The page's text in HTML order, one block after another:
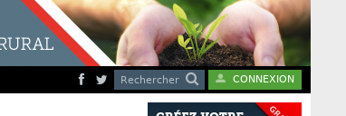
Rechercher CONNEXION